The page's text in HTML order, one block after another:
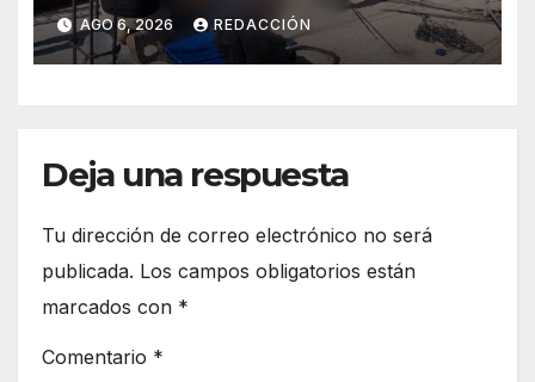
Soledad Etla; dos jóvenes
resultan gravemente
lesionados
AGO 6, 2026 REDACCIÓN
Deja una respuesta
Tu dirección de correo electrónico no será
publicada. Los campos obligatorios están
marcados con *
Comentario *